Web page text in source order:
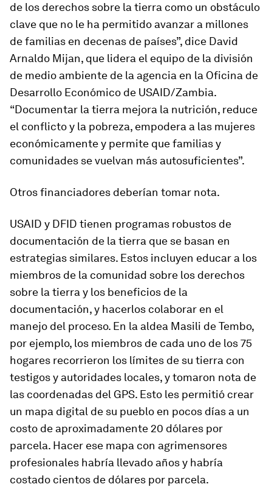
de los derechos sobre la tierra como un obstáculo
clave que no le ha permitido avanzar a millones
de familias en decenas de países”, dice David
Arnaldo Mijan, que lidera el equipo de la división
de medio ambiente de la agencia en la Oficina de
Desarrollo Económico de USAID/Zambia.
“Documentar la tierra mejora la nutrición, reduce
el conflicto y la pobreza, empodera a las mujeres
económicamente y permite que familias y
comunidades se vuelvan más autosuficientes”.
Otros financiadores deberían tomar nota.
USAID y DFID tienen programas robustos de
documentación de la tierra que se basan en
estrategias similares. Estos incluyen educar a los
miembros de la comunidad sobre los derechos
sobre la tierra y los beneficios de la
documentación, y hacerlos colaborar en el
manejo del proceso. En la aldea Masili de Tembo,
por ejemplo, los miembros de cada uno de los 75
hogares recorrieron los límites de su tierra con
testigos y autoridades locales, y tomaron nota de
las coordenadas del GPS. Esto les permitió crear
un mapa digital de su pueblo en pocos días a un
costo de aproximadamente 20 dólares por
parcela. Hacer ese mapa con agrimensores
profesionales habría llevado años y habría
costado cientos de dólares por parcela.